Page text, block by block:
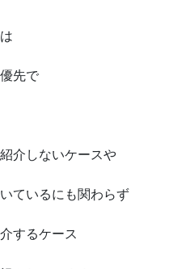
先で
介しないケースや
ているにも関わらず
するケース